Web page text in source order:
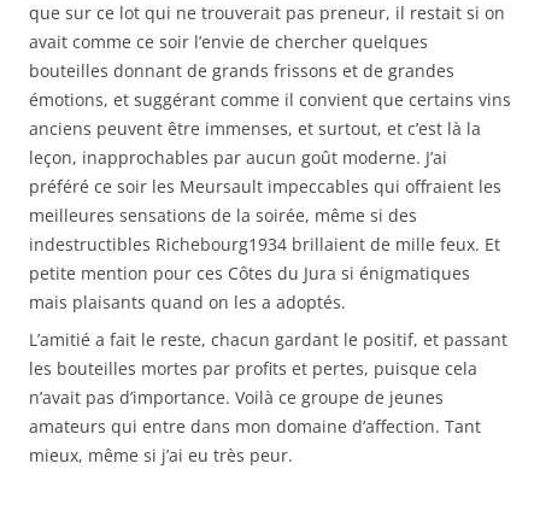
que sur ce lot qui ne trouverait pas preneur, il restait si on
avait comme ce soir l’envie de chercher quelques
bouteilles donnant de grands frissons et de grandes
émotions, et suggérant comme il convient que certains vins
anciens peuvent être immenses, et surtout, et c’est là la
leçon, inapprochables par aucun goût moderne. J’ai
préféré ce soir les Meursault impeccables qui offraient les
meilleures sensations de la soirée, même si des
indestructibles Richebourg1934 brillaient de mille feux. Et
petite mention pour ces Côtes du Jura si énigmatiques
mais plaisants quand on les a adoptés.
L’amitié a fait le reste, chacun gardant le positif, et passant
les bouteilles mortes par profits et pertes, puisque cela
n’avait pas d’importance. Voilà ce groupe de jeunes
amateurs qui entre dans mon domaine d’affection. Tant
mieux, même si j’ai eu très peur.